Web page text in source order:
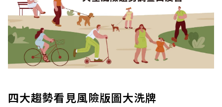
四大趨勢看見風險版圖大洗牌